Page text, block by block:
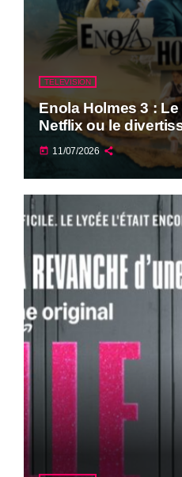
TELEVISION
Enola Holmes 3 :
Netflix ou le
today 11/07/2026